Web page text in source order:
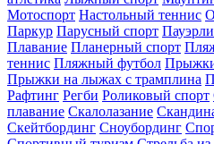
Мотоспорт Настольный теннис
Паркур Парусный спорт
Плавание Планерный спорт
теннис Пляжный футбол
Прыжки на лыжах с трамплина
Рафтинг Регби Роликовый спорт
плавание Скалолазание
Скейтбординг Сноубординг